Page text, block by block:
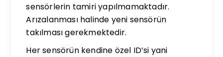
sensörlerin tamiri yapılmamaktadır.
Arızalanması halinde yeni sensörün
takılması gerekmektedir.
Her sensörün kendine özel ID’si yani